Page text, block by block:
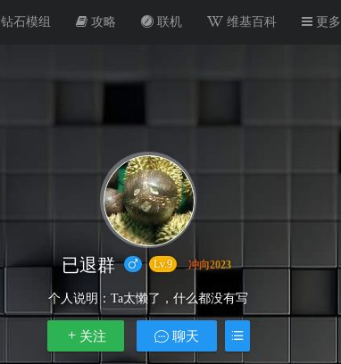
钻石模组 攻略 联机 维基百科 更多
已退群 Lv.9
个人说明： Ta太懒了，什么都没有写
关注 聊天